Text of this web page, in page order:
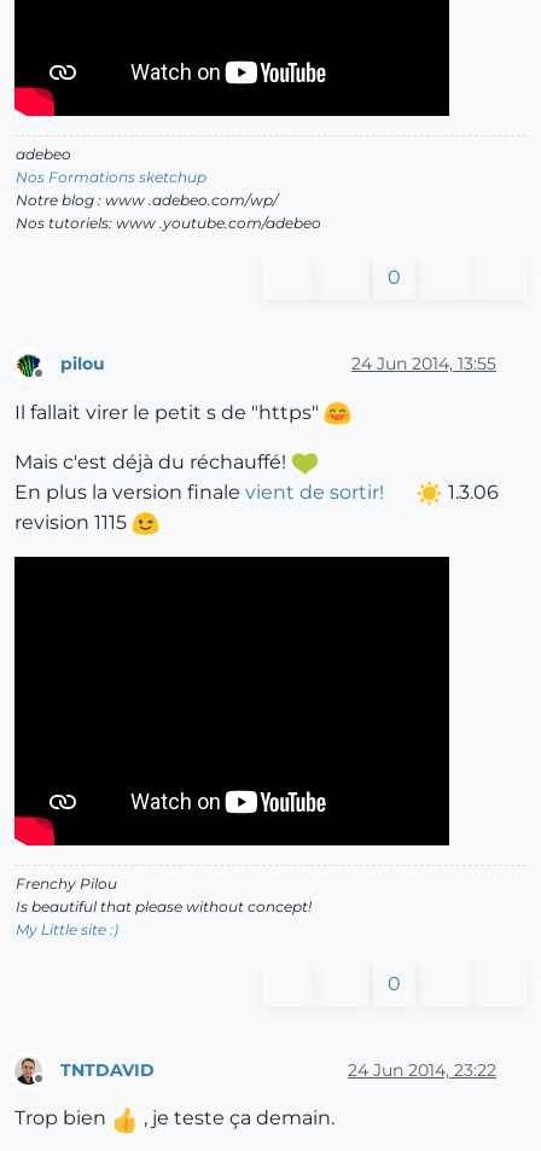
adebeo
Nos Formations sketchup
Notre blog : www .adebeo.com/wp/
Nos tutoriels: www .youtube.com/adebeo
0
Offline
pilou 24 Jun 2014, 13:55
Il fallait virer le petit s de "https"
Mais c'est déjà du réchauffé!
En plus la version finale vient de sortir!
1.3.06
revision 1115
Frenchy Pilou
Is beautiful that please without concept!
My Little site :)
0
TNTDAVID 24 Jun 2014, 23:22
Trop bien , je teste ça demain.